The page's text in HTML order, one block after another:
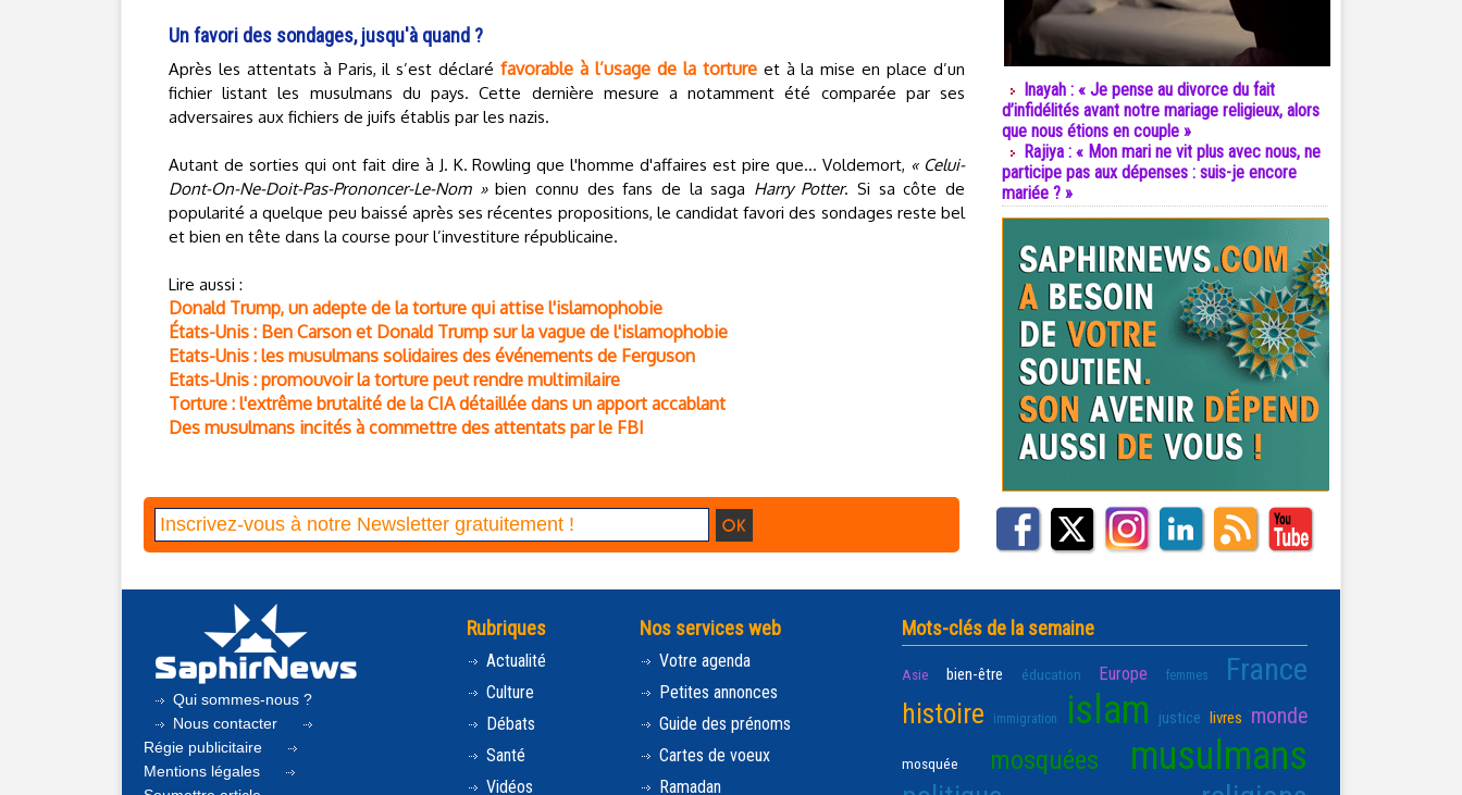
Un favori des sondages, jusqu'à quand ?
Après les attentats à Paris, il s’est déclaréfavorable à l’usage de la tortureet à la mise en place d’un
fichier listant les musulmans du pays. Cette dernière mesure a notamment été comparée par ses
adversaires aux fichiers de juifs établis par les nazis.
Autant de sorties qui ont fait dire à J. K. Rowling que l'homme d'affaires est pire que... Voldemort, « Celui-
Dont-On-Ne-Doit-Pas-Prononcer-Le-Nom »bien connu des fans de la saga Harry Potter. Si sa côte de
popularité a quelque peu baissé après ses récentes propositions, le candidat favori des sondages reste bel
et bien en tête dans la course pour l’investiture républicaine.
Lire aussi :
Donald Trump, un adepte de la torture qui attise l'islamophobie
États-Unis : Ben Carson et Donald Trump sur la vague de l'islamophobie
Etats-Unis : les musulmans solidaires des événements de Ferguson
Etats-Unis : promouvoir la torture peut rendre multimilaire
Torture : l'extrême brutalité de la CIA détaillée dans un apport accablant
Des musulmans incités à commettre des attentats par le FBI
Inayah : « Je pense au divorce du fait
d’infidélités avant notre mariage religieux, alors
que nous étions en couple »
Rajiya : « Mon mari ne vit plus avec nous, ne
participe pas aux dépenses : suis-je encore
mariée ? »
Qui sommes-nous ?
Nous contacter
Régie publicitaire
Mentions légales
Rubriques
Actualité
Culture
Débats
Santé
Vidéos
Nos services web
Votre agenda
Petites annonces
Guide des prénoms
Cartes de voeux
Ramadan
Mots-clés de la semaine
Asie bien-être éducation Europe femmes France
histoire immigration islam justice livres monde
mosquée mosquées musulmans